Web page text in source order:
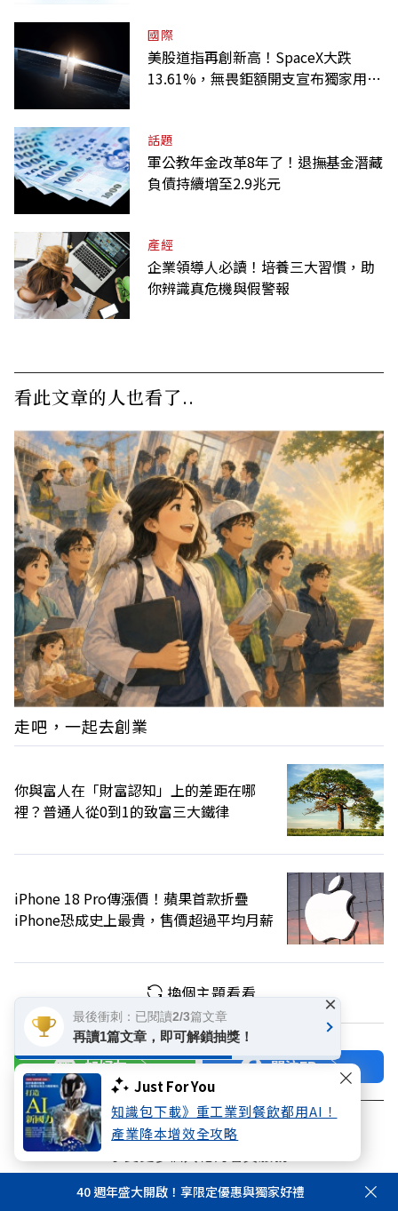
Just For You
知識包下載》重工業到餐飲都用AI！
產業降本增效全攻略
國際
美股道指再創新高！SpaceX大跌
13.61%，無畏鉅額開支宣布獨家用輝
話題
軍公教年金改革8年了！退撫基金潛藏
負債持續增至2.9兆元
產經
企業領導人必讀！培養三大習慣，助
你辨識真危機與假警報
看此文章的人也看了..
走吧，一起去創業
你與富人在「財富認知」上的差距在哪
裡？普通人從0到1的致富三大鐵律
iPhone 18 Pro傳漲價！蘋果首款折疊
iPhone恐成史上最貴，售價超過平均月薪
換個主題看看
加好友 關注FB
登入網站會員
會員登入 快速註冊
40 週年盛大開啟！享限定優惠與獨家好禮
最後衝刺：已閱讀2/3篇文章
再讀1篇文章，即可解鎖抽獎！
×